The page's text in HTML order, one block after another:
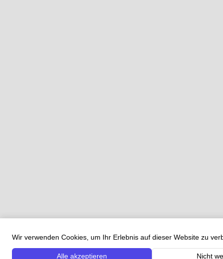
Wir verwenden Cookies, um Ihr Erlebnis auf dieser Website zu
Alle akzeptieren Nicht